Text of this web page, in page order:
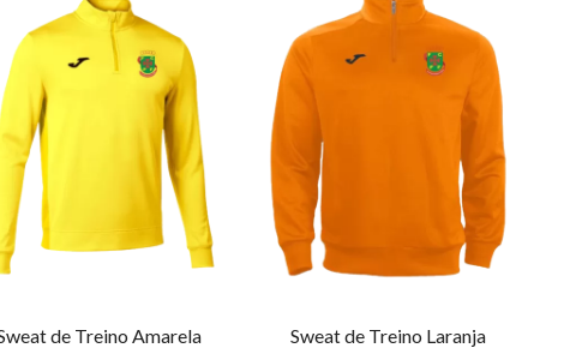
de Treino Amarela
Sweat de Treino Laranja